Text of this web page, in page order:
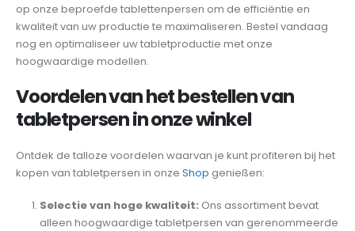
op onze beproefde tablettenpersen om de efficiëntie en
kwaliteit van uw productie te maximaliseren. Bestel vandaag
nog en optimaliseer uw tabletproductie met onze
hoogwaardige modellen.
Voordelen van het bestellen van
tabletpersen in onze winkel
Ontdek de talloze voordelen waarvan je kunt profiteren bij het
kopen van tabletpersen in onze Shop genießen:
Selectie van hoge kwaliteit: Ons assortiment bevat
alleen hoogwaardige tabletpersen van gerenommeerde